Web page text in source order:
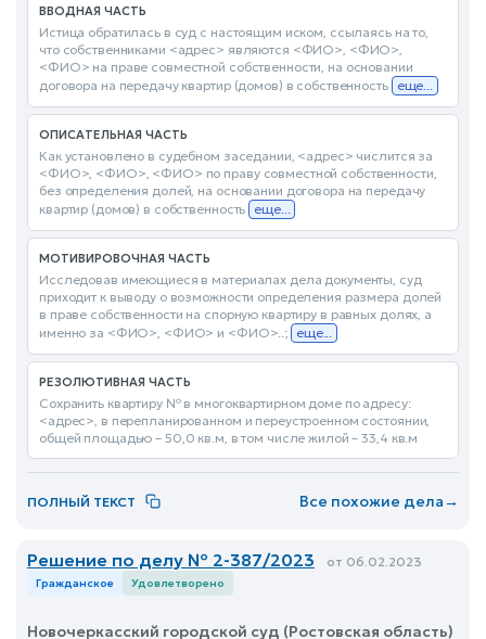
ВВОДНАЯ ЧАСТЬ
Истица обратилась в суд с настоящим иском, ссылаясь на то,
что собственниками <адрес> являются <ФИО>, <ФИО>,
<ФИО> на праве совместной собственности, на основании
договора на передачу квартир (домов) в собственность еще...
ОПИСАТЕЛЬНАЯ ЧАСТЬ
Как установлено в судебном заседании, <адрес> числится за
<ФИО>, <ФИО>, <ФИО> по праву совместной собственности,
без определения долей, на основании договора на передачу
квартир (домов) в собственность еще...
МОТИВИРОВОЧНАЯ ЧАСТЬ
Исследовав имеющиеся в материалах дела документы, суд
приходит к выводу о возможности определения размера долей
в праве собственности на спорную квартиру в равных долях, а
именно за <ФИО>, <ФИО> и <ФИО>..; еще...
РЕЗОЛЮТИВНАЯ ЧАСТЬ
Сохранить квартиру № в многоквартирном доме по адресу:
<адрес>, в перепланированном и переустроенном состоянии,
общей площадью – 50,0 кв.м, в том числе жилой – 33,4 кв.м
ПОЛНЫЙ ТЕКСТ Все похожие дела→
Решение по делу № 2-387/2023 от 06.02.2023
Гражданское Удовлетворено
Новочеркасский городской суд (Ростовская область)